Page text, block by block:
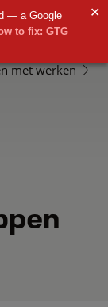
— a Google
to fix: GTG
✕
met werken